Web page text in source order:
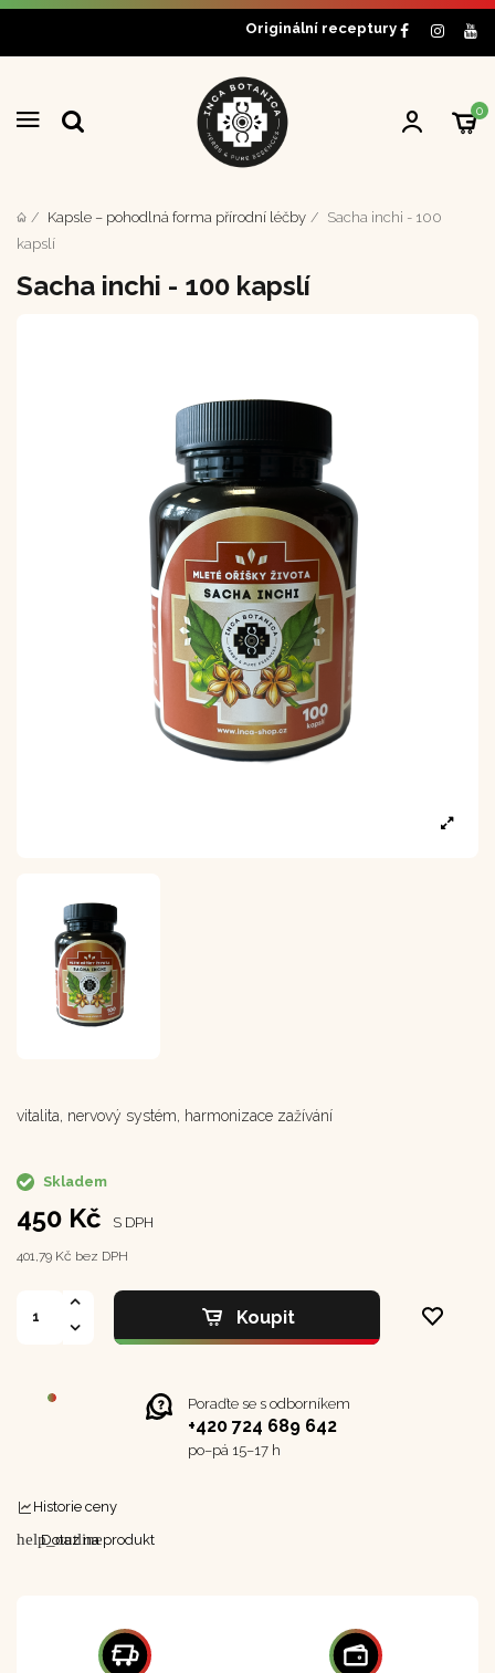
Originální receptury
0
Kapsle – pohodlná forma přírodní léčby
Sacha inchi - 100
kapslí
Sacha inchi - 100 kapslí
vitalita, nervový systém, harmonizace zažívání
Skladem
450 Kč S DPH
401,79 Kč bez DPH
Koupit
Poraďte se s odborníkem
+420 724 689 642
po–⁠⁠⁠⁠⁠⁠pá 15–17 h
Historie ceny
help_outline
Dotaz na produkt